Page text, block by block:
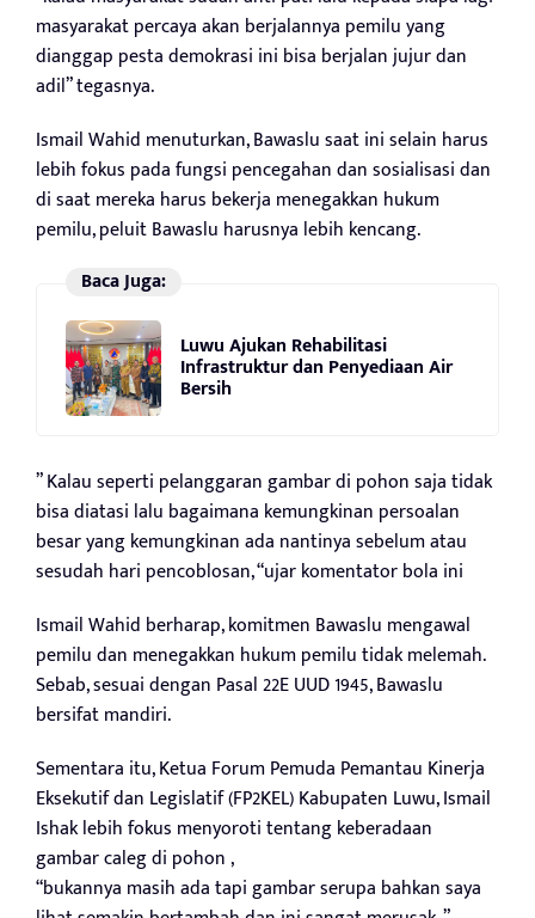
masyarakat percaya akan berjalannya pemilu yang
dianggap pesta demokrasi ini bisa berjalan jujur dan
adil” tegasnya.
Ismail Wahid menuturkan, Bawaslu saat ini selain harus
lebih fokus pada fungsi pencegahan dan sosialisasi dan
di saat mereka harus bekerja menegakkan hukum
pemilu, peluit Bawaslu harusnya lebih kencang.
Baca Juga:
Luwu Ajukan Rehabilitasi
Infrastruktur dan Penyediaan Air
Bersih
” Kalau seperti pelanggaran gambar di pohon saja tidak
bisa diatasi lalu bagaimana kemungkinan persoalan
besar yang kemungkinan ada nantinya sebelum atau
sesudah hari pencoblosan, “ujar komentator bola ini
Ismail Wahid berharap, komitmen Bawaslu mengawal
pemilu dan menegakkan hukum pemilu tidak melemah.
Sebab, sesuai dengan Pasal 22E UUD 1945, Bawaslu
bersifat mandiri.
Sementara itu, Ketua Forum Pemuda Pemantau Kinerja
Eksekutif dan Legislatif (FP2KEL) Kabupaten Luwu, Ismail
Ishak lebih fokus menyoroti tentang keberadaan
gambar caleg di pohon ,
“bukannya masih ada tapi gambar serupa bahkan saya